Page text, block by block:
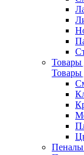
Товары
Товары